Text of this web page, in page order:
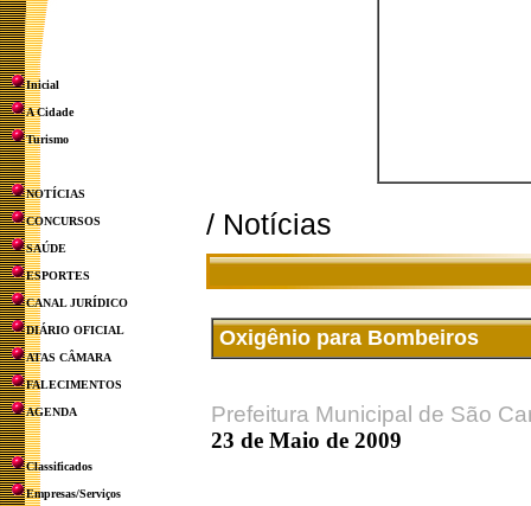
Inicial
A Cidade
Turismo
NOTÍCIAS
CONCURSOS
SAÚDE
ESPORTES
CANAL JURÍDICO
DIÁRIO OFICIAL
ATAS CÂMARA
FALECIMENTOS
AGENDA
Classificados
Empresas/Serviços
/ Notícias
Oxigênio para Bombeiros
Prefeitura Municipal de São
23 de Maio de 2009